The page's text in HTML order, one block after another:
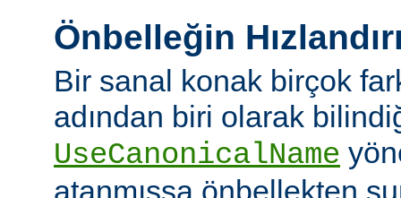
Önbelleğin
Bir sanal konak birçok
adından biri olarak
UseCanonicalName